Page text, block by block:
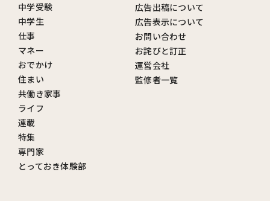
中学受験
中学生
仕事
マネー
おでかけ
住まい
共働き家事
ライフ
連載
特集
専門家
とっておき体験部
広告出稿について
広告表示について
お問い合わせ
お詫びと訂正
運営会社
監修者一覧